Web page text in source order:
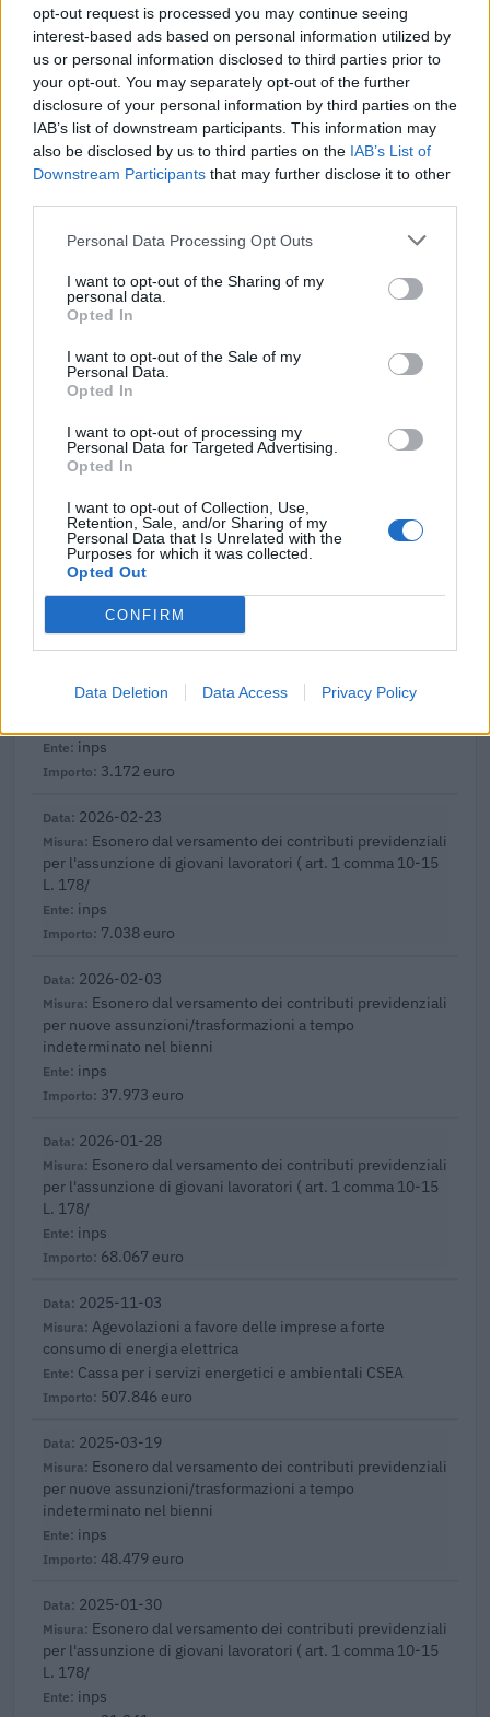
opt-out request is processed you may continue seeing
interest-based ads based on personal information utilized by
us or personal information disclosed to third parties prior to
your opt-out. You may separately opt-out of the further
disclosure of your personal information by third parties on the
IAB’s list of downstream participants. This information may
also be disclosed by us to third parties on the IAB’s List of
Downstream Participants that may further disclose it to other
Personal Data Processing Opt Outs
I want to opt-out of the Sharing of my
personal data.
Opted In
I want to opt-out of the Sale of my
Personal Data.
Opted In
I want to opt-out of processing my
Personal Data for Targeted Advertising.
Opted In
I want to opt-out of Collection, Use,
Retention, Sale, and/or Sharing of my
Personal Data that Is Unrelated with the
Purposes for which it was collected.
Opted Out
CONFIRM
Data Deletion Data Access Privacy Policy
Aiuti di Stato e contributi pubblici
Italian Cable Company Spa risulta beneficiaria di 19 aiuti o
contributi pubblici per un totale di 7.513.885 euro (2020–
2026).
2026-06-09
Aiuti ai centri di trasferimento tecnologico
9.000 euro
2026-02-23
Esonero dal versamento dei contributi previdenziali
per nuove assunzioni/trasformazioni a tempo
indeterminato nel bienni
5.000 euro
Esonero dal versamento dei contributi previdenziali
per nuove assunzioni/trasformazioni a tempo
indeterminato nel bienni
inps
5.990 euro
2026-02-23
per l'assunzione di giovani lavoratori ( art. 1 comma 10-15
inps
3.172 euro
2026-02-23
Esonero dal versamento dei contributi previdenziali
per l'assunzione di giovani lavoratori ( art. 1 comma 10-15
L. 178/
inps
7.038 euro
2026-02-03
Esonero dal versamento dei contributi previdenziali
per nuove assunzioni/trasformazioni a tempo
indeterminato nel bienni
inps
37.973 euro
2026-01-28
Esonero dal versamento dei contributi previdenziali
per l'assunzione di giovani lavoratori ( art. 1 comma 10-15
L. 178/
inps
68.067 euro
2025-11-03
Agevolazioni a favore delle imprese a forte
consumo di energia elettrica
Cassa per i servizi energetici e ambientali CSEA
507.846 euro
2025-03-19
Esonero dal versamento dei contributi previdenziali
per nuove assunzioni/trasformazioni a tempo
indeterminato nel bienni
inps
48.479 euro
2025-01-30
Esonero dal versamento dei contributi previdenziali
per l'assunzione di giovani lavoratori ( art. 1 comma 10-15
L. 178/
inps